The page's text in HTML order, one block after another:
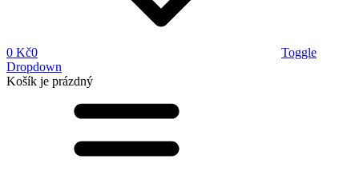
0 Kč0
Toggle
Dropdown
Košík je prázdný